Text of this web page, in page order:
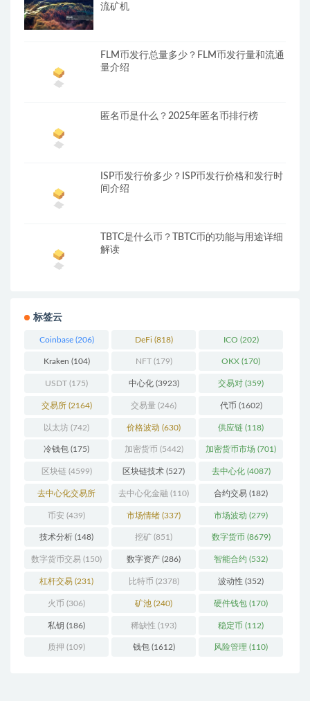
流矿机
FLM币发行总量多少？FLM币发行量和流通
量介绍
匿名币是什么？2025年匿名币排行榜
ISP币发行价多少？ISP币发行价格和发行时
间介绍
TBTC是什么币？TBTC币的功能与用途详细
解读
标签云
Coinbase(206) DeFi (818) ICO (202)
Kraken (104) NFT(179) OKX (170)
USDT (175) 中心化(3923) 交易对 (359)
交易所(2164) 交易量 (246) 代币 (1602)
以太坊 (742) 价格波动 (630) 供应链 (118)
冷钱包 (175) 加密货币 (5442) 加密货币市场 (701)
区块链(4599) 区块链技术 (527) 去中心化(4087)
去中心化交易所
(196)
去中心化金融 (110) 合约交易 (182)
币安 (439) 市场情绪 (337) 市场波动 (279)
技术分析 (148) 挖矿 (851) 数字货币 (8679)
数字货币交易 (150) 数字资产 (286) 智能合约 (532)
杠杆交易 (231) 比特币 (2378) 波动性 (352)
火币 (306) 矿池 (240) 硬件钱包 (170)
私钥 (186) 稀缺性 (193) 稳定币 (112)
质押 (109) 钱包(1612) 风险管理 (110)